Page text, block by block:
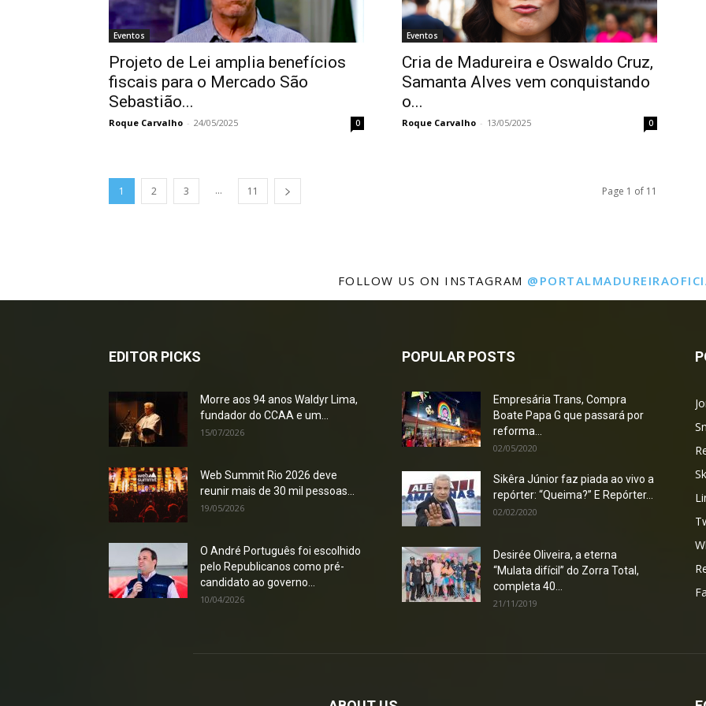
Eventos
Projeto de Lei amplia benefícios
fiscais para o Mercado São
Sebastião...
Roque Carvalho - 24/05/2025 0
Eventos
Cria de Madureira e Oswaldo Cruz,
Samanta Alves vem conquistando
o...
Roque Carvalho - 13/05/2025 0
1 2 3 ... 11 Page 1 of 11
FOLLOW US ON INSTAGRAM
EDITOR PICKS
Morre aos 94 anos Waldyr Lima,
fundador do CCAA e um...
15/07/2026
Web Summit Rio 2026 deve
reunir mais de 30 mil pessoas...
19/05/2026
O André Português foi escolhido
pelo Republicanos como pré-
candidato ao governo...
10/04/2026
POPULAR POSTS
Empresária Trans, Compra
Boate Papa G que passará por
reforma...
02/05/2020
Sikêra Júnior faz piada ao vivo a
repórter: “Queima?” E Repórter...
02/02/2020
Desirée Oliveira, a eterna
“Mulata difícil” do Zorra Total,
completa 40...
21/11/2019